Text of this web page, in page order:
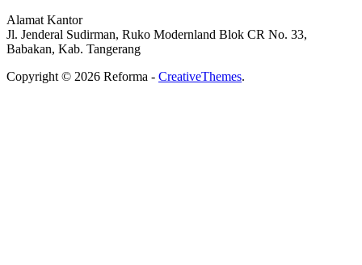
Alamat Kantor
Jl. Jenderal Sudirman, Ruko Modernland Blok CR No. 33,
Babakan, Kab. Tangerang
Copyright © 2026 Reforma - CreativeThemes.